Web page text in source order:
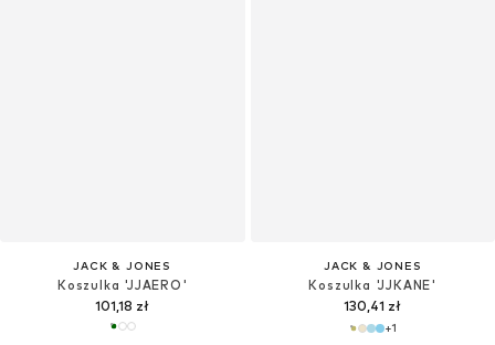
JACK & JONES
Koszulka 'JJAERO'
101,18 zł
JACK & JONES
Koszulka 'JJKANE'
130,41 zł
+1